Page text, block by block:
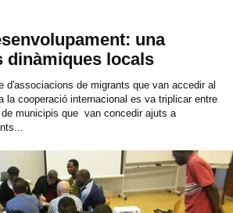
una
dinàmiques locals
d'associacions de migrants que van accedir al
la cooperació internacional es va triplicar entre
de municipis que van concedir ajuts a